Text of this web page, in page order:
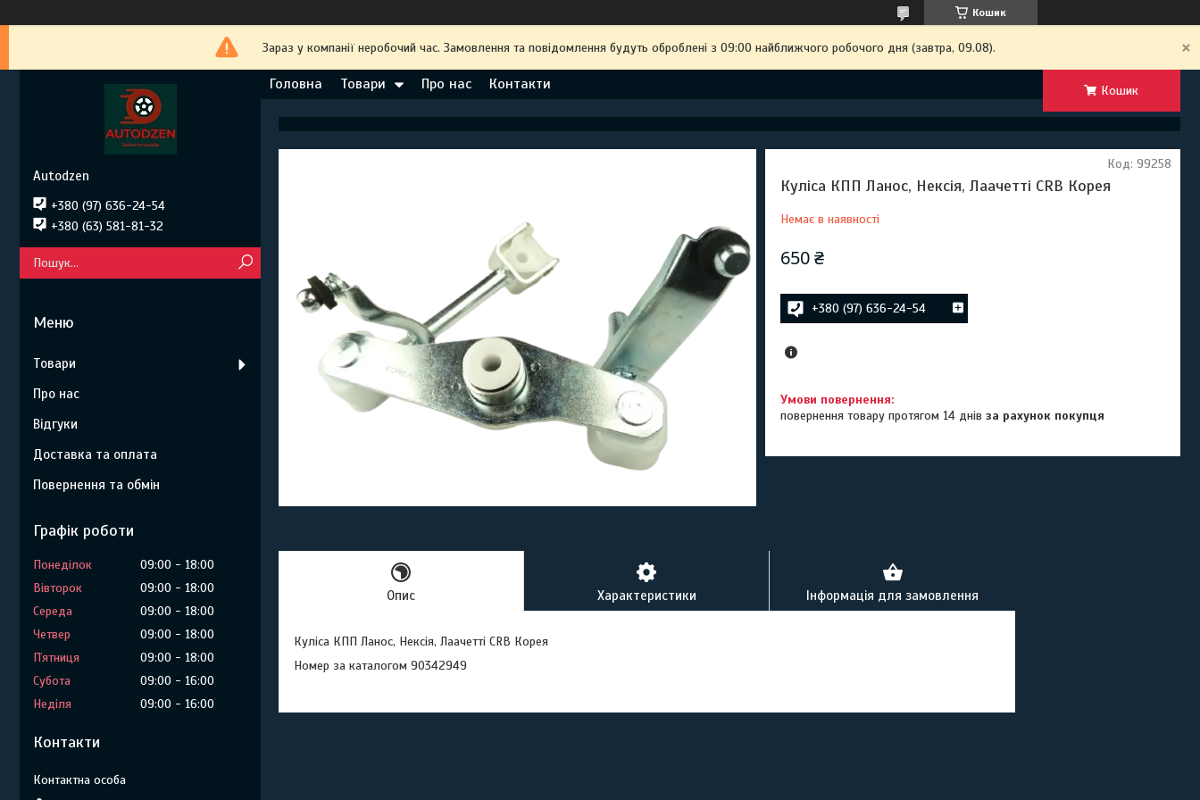
Кошик
Зараз у компанії неробочий час. Замовлення та повідомлення будуть оброблені з 09:00 найближчого робочого дня (завтра, 09.08).
Головна Товари Про нас Контакти Кошик
Куліса КПП Ланос, Нексія, Лаачетті CRB Корея
Немає в наявності
Код: 99258
650 ₴
+380 (97) 636-24-54
повернення товару протягом 14 днівза рахунок покупця
Опис Характеристики Інформація для замовлення
Куліса КПП Ланос, Нексія, Лаачетті CRB Корея
Номер за каталогом 90342949
Autodzen
+380 (97) 636-24-54
+380 (63) 581-81-32
Товари
Про нас
Відгуки
Доставка та оплата
Повернення та обмін
Графік роботи
Понеділок 09:00
18:00
Вівторок
09:00
18:00
Середа
09:00
18:00
Четвер
09:00
18:00
Пʼятниця
09:00
18:00
Субота
09:00
16:00
Неділя
09:00 16:00
Контакти